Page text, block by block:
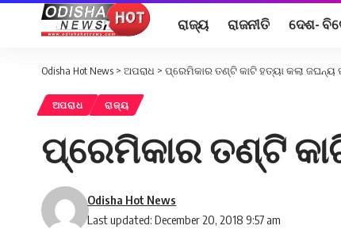
ରାଜ୍ୟ ରାଜନୀତି ଦେଶ-
Odisha Hot News > ଅପରାଧ > ପ୍ରେମିକାର ତଣ୍ଟି କାଟି ହତ୍ୟା କଲା ଜଘନ୍ୟ
ଅପରାଧ ରାଜ୍ୟ
ପ୍ରେମିକାର ତଣ୍ଟି
Last updated: December 20, 2018 9:57 am
Odisha Hot News